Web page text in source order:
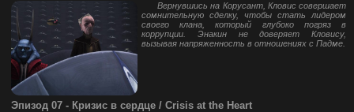
Вернувшись на Корусант, Кловис совершает
сомнительную сделку, чтобы стать лидером
своего клана, который глубоко погряз в
коррупции. Энакин не доверяет Кловису,
вызывая напряженность в отношениях с Падме.
Эпизод 07 - Кризис в сердце / Crisis at the Heart